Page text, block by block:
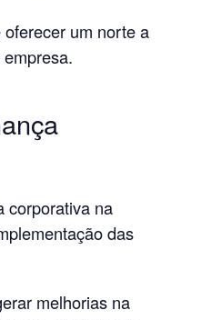
um norte a
corporativa na
das
melhorias na